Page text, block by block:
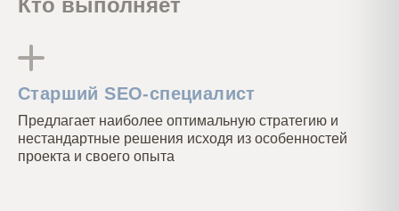
и поможем вам выбрать те решения, которые
эксперимента. Но заранее предсказать
результат мы не можем.
Кто выполняет
Старший SEO-специалист
Предлагает наиболее оптимальную стратегию и
нестандартные решения исходя из особенностей
проекта и своего опыта